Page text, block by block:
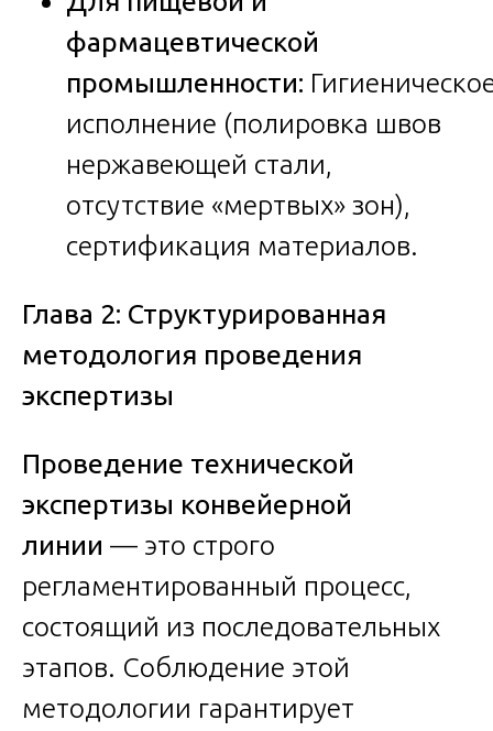
фармацевтической
промышленности:
исполнение (полировка швов
нержавеющей стали,
отсутствие «мертвых» зон),
сертификация материалов.
Глава 2: Структурированная
методология проведения
экспертизы
Проведение технической
экспертизы конвейерной
линии — это строго
регламентированный процесс,
состоящий из последовательных
этапов. Соблюдение этой
методологии гарантирует